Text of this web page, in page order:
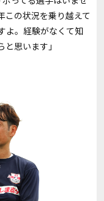
この状況を乗り越えて
よ。経験がなくて知
思います」